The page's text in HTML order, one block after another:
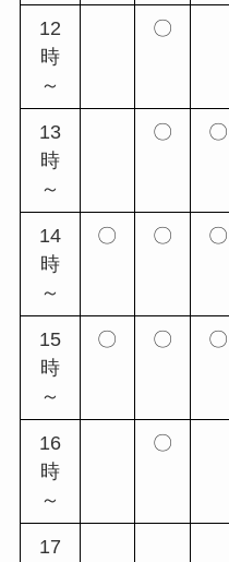
12
時
～
〇
13
時
～
〇 〇
14
時
～
〇 〇 〇
15
時
～
〇 〇 〇
16
時
～
〇
17